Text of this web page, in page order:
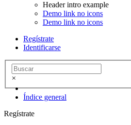
Header intro example
Demo link no icons
Demo link no icons
Regístrate
Identificarse
×
Índice general
Regístrate